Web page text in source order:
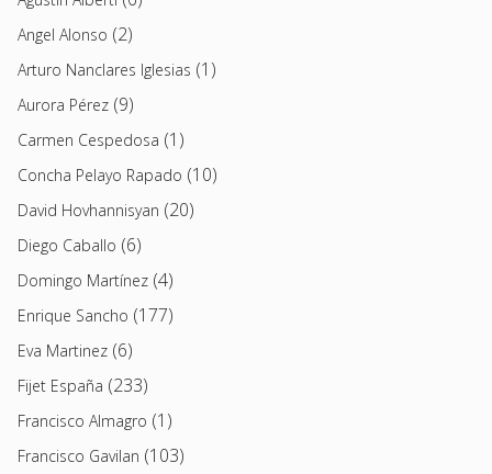
Angel Alonso (2)
Arturo Nanclares Iglesias (1)
Aurora Pérez (9)
Carmen Cespedosa (1)
Concha Pelayo Rapado (10)
David Hovhannisyan (20)
Diego Caballo (6)
Domingo Martínez (4)
Enrique Sancho (177)
Eva Martinez (6)
Fijet España (233)
Francisco Almagro (1)
Francisco Gavilan (103)